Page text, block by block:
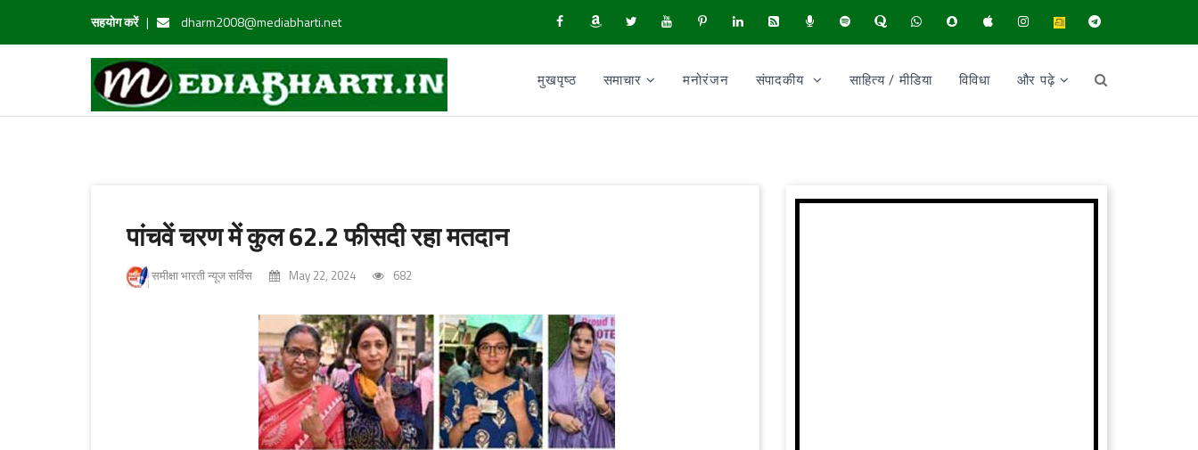
सहयोग करें | dharm2008@mediabharti.net
मुखपृष्ठ समाचार मनोरंजन संपादकीय साहित्य / मीडिया विविधा और पढ़े
पांचवें चरण में कुल 62.2 फीसदी रहा मतदान
समीक्षा भारती न्यूज सर्विस May 22, 2024 682